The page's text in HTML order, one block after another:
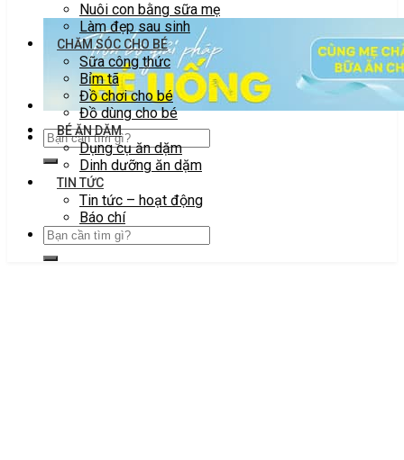
Nuôi con bằng sữa mẹ
Làm đẹp sau sinh
CHĂM SÓC CHO BÉ
Sữa công thức
Bỉm tã
Đồ chơi cho bé
Đồ dùng cho bé
BÉ ĂN DẶM
Dụng cụ ăn dặm
Dinh dưỡng ăn dặm
TIN TỨC
Tin tức – hoạt động
Báo chí